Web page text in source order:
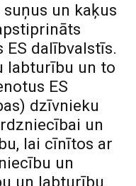
un kaķus
dalībvalstīs.
labturību un to
ES
dzīvnieku
un
lai cīnītos ar
un
un labturību,